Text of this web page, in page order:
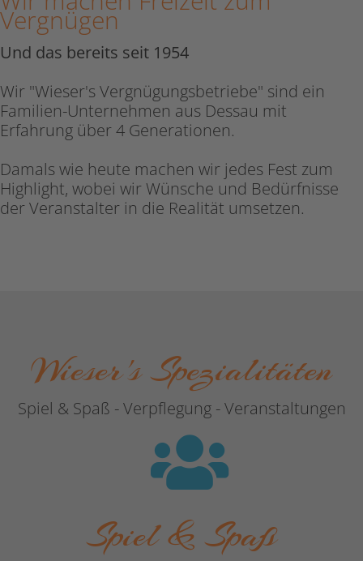
Vergnügen
Und das bereits seit 1954
Wir "Wieser's Vergnügungsbetriebe" sind ein
Familien-Unternehmen aus Dessau mit
Erfahrung über 4 Generationen.
Damals wie heute machen wir jedes Fest zum
Highlight, wobei wir Wünsche und Bedürfnisse
der Veranstalter in die Realität umsetzen.
Wieser's Spezialitäten
Spiel & Spaß - Verpflegung - Veranstaltungen
Spiel & Spaß